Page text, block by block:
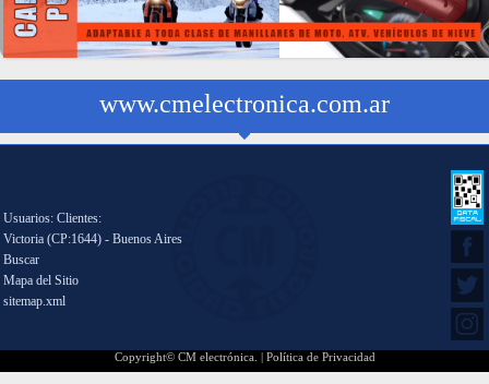
www.cmelectronica.com.ar
Usuarios: Clientes:
Victoria (CP:1644) - Buenos Aires
Buscar
Mapa del Sitio
sitemap.xml
Copyright© CM electrónica. | Política de Privacidad